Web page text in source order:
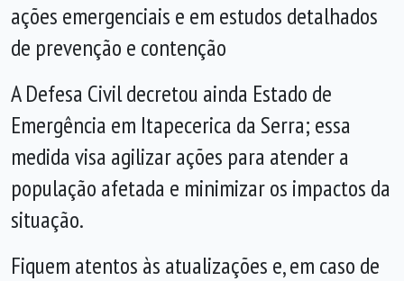
ações emergenciais e em estudos detalhados
de prevenção e contenção
A Defesa Civil decretou ainda Estado de
Emergência em Itapecerica da Serra; essa
medida visa agilizar ações para atender a
população afetada e minimizar os impactos da
situação.
Fiquem atentos às atualizações e, em caso de